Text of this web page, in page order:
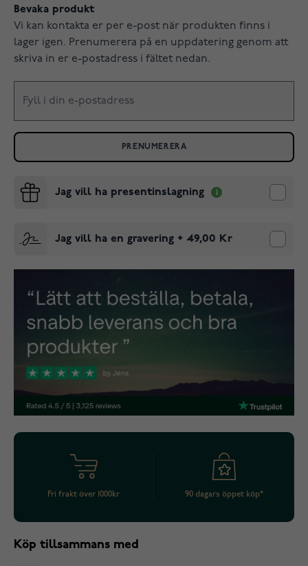
Bevaka produkt
Vi kan kontakta er per e-post när produkten finns i
lager igen. Prenumerera på en uppdatering genom att
skriva in er e-postadress i fältet nedan.
PRENUMERERA
Jag vill ha presentinslagning
Jag vill ha en gravering + 49,00 Kr
Fri frakt över 1000kr 90 dagars öppet köp*
Köp tillsammans med